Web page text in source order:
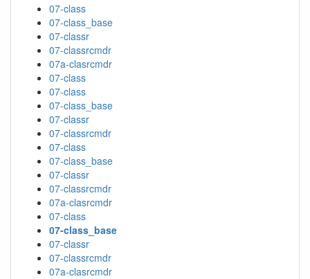
07-class
07-class_base
07-classr
07-classrcmdr
07a-clasrcmdr
07-class
07-class
07-class_base
07-classr
07-classrcmdr
07-class
07-class_base
07-classr
07-classrcmdr
07a-clasrcmdr
07-class
07-class_base
07-classr
07-classrcmdr
07a-clasrcmdr